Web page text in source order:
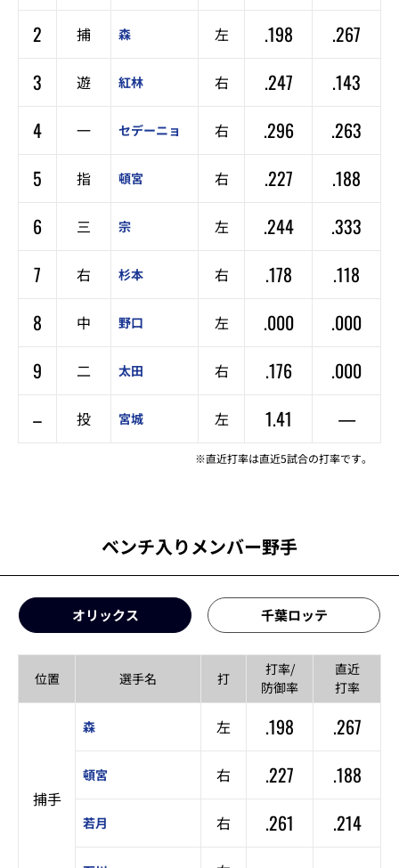
2
捕 森 左 .198
.267
3
遊 紅林 右 .247
.143
4
一 セデーニョ 右 .296
.263
5
指 頓宮 右 .227
.188
6
三 宗 左 .244
.333
7
右 杉本 右 .178
.118
8
中 野口 左 .000
.000
9
二 太田 右 .176
.000
–
投 宮城 左 1.41 —
※直近打率は直近5試合の打率です。
ベンチ入りメンバー野手
オリックス 千葉ロッテ
位置 選手名 打
打率/
防御率
直近
打率
捕手
森 左 .198 .267
頓宮 右 .227 .188
若月 右 .261 .214